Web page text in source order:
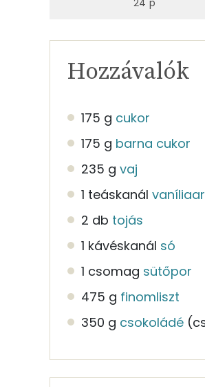
24 p
Hozzávalók
175 g cukor
175 g barna cukor
235 g vaj
1 teáskanál
2 db tojás
1 kávéskanál só
1 csomag sütőpor
475 g finomliszt
350 g csokoládé